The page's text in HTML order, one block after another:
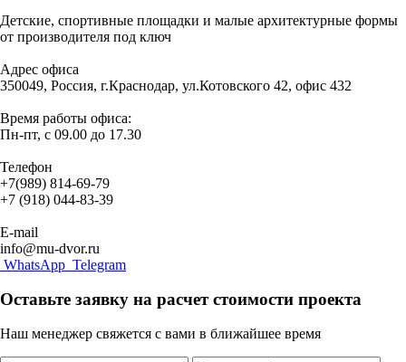
Детские, спортивные площадки и малые архитектурные формы
от производителя под ключ
Адрес офиса
350049, Россия, г.Краснодар, ул.Котовского 42, офис 432
Время работы офиса:
Пн-пт, с 09.00 до 17.30
Телефон
+7(989) 814-69-79
+7 (918) 044-83-39
E-mail
info@mu-dvor.ru
WhatsApp Telegram
Оставьте заявку на расчет стоимости проекта
Наш менеджер свяжется с вами в ближайшее время